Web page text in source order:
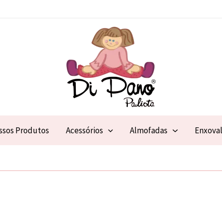
Produtos Acessórios Almofadas Enxoval